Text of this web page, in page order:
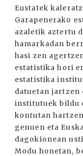
Eustatek
Garapenerako
azaletik aztertu
hamarkadan
hasi zen
estatistika hori
estatistika
datuetan jartzen
institutuek bildu
kontutan
genuen eta
dagokionean
Modu honetan,